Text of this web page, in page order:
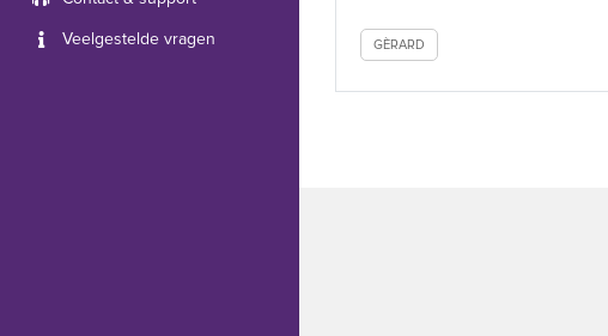
Veelgestelde vragen GÈRARD